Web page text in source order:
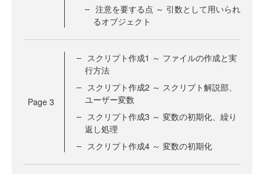
注意を要する点 ～ 引数として用いられ
るオブジェクト
Page 3
スクリプト作成1 ～ ファイルの作成と実
行方法
スクリプト作成2 ～ スクリプト解説部、
ユーザー変数
スクリプト作成3 ～ 変数の初期化、繰り
返し処理
スクリプト作成4 ～ 変数の初期化